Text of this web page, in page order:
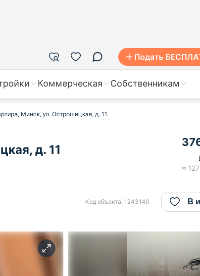
Подать
Коммерческая Собственникам
Минск, ул. Острошицкая, д. 11
д. 11
≈
Код объекта: 1243140 В